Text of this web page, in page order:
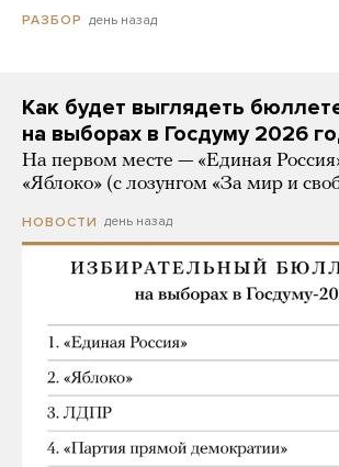
РАЗБОР день назад
Как будет выглядеть
на выборах в Госдуму 2026
На первом месте — «Единая
«Яблоко» (с лозунгом «За мир и
НОВОСТИ день назад